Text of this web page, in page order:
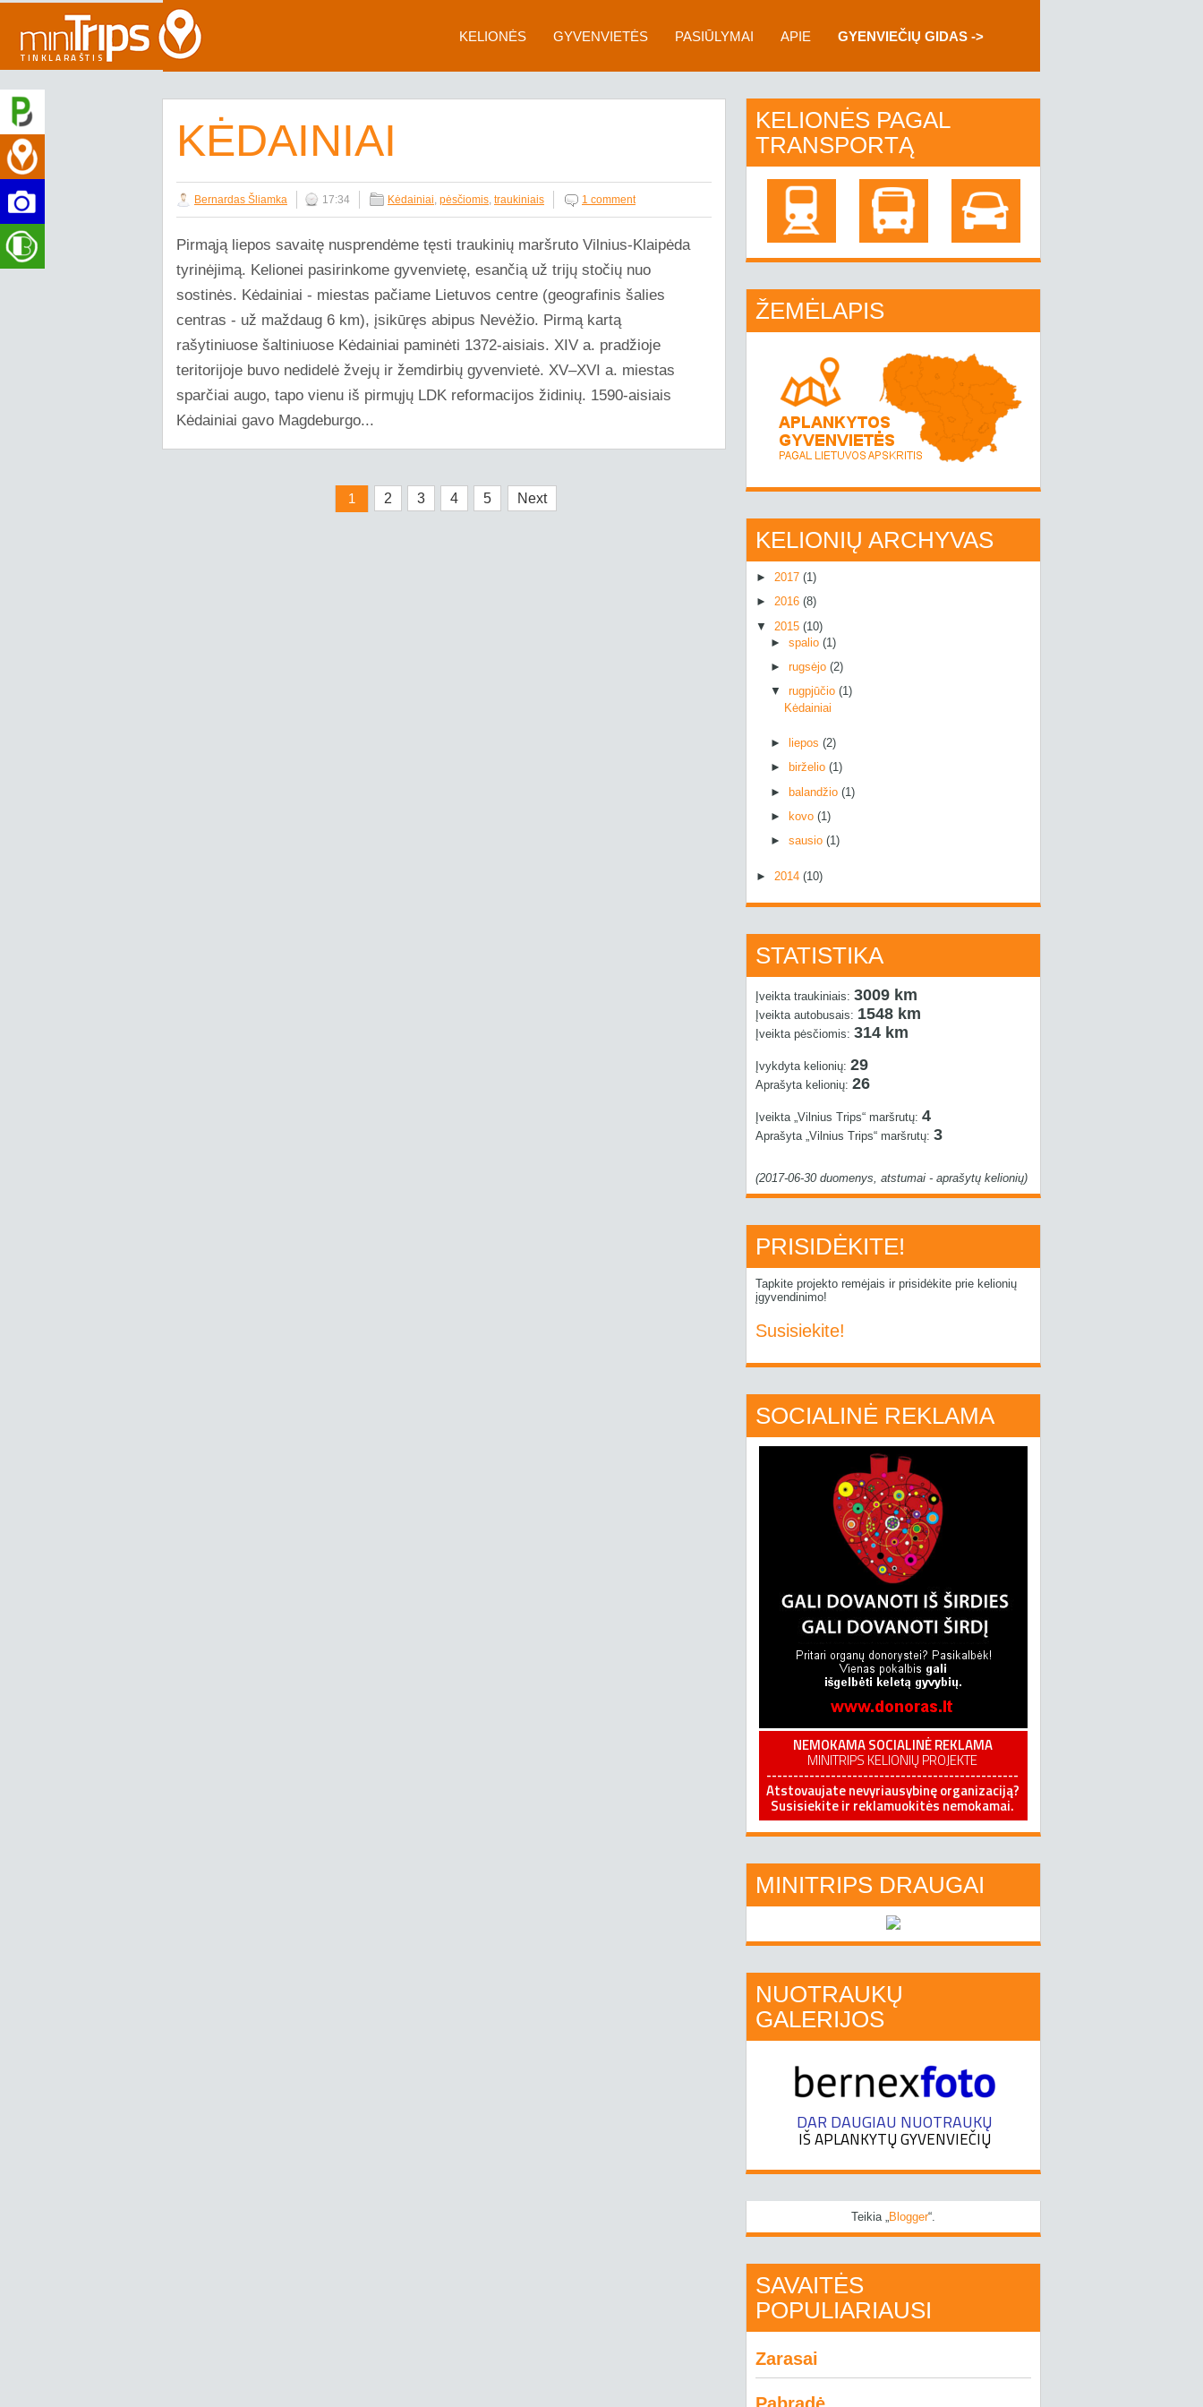
KELIONĖS GYVENVIETĖS PASIŪLYMAI APIE GYENVIEČIŲ GIDAS ->
KĖDAINIAI
Bernardas Šliamka 17:34 Kėdainiai, pėsčiomis, traukiniais 1 comment
Pirmąją liepos savaitę nusprendėme tęsti traukinių maršruto Vilnius-Klaipėda
tyrinėjimą. Kelionei pasirinkome gyvenvietę, esančią už trijų stočių nuo
sostinės. Kėdainiai - miestas pačiame Lietuvos centre (geografinis šalies
centras - už maždaug 6 km), įsikūręs abipus Nevėžio. Pirmą kartą
rašytiniuose šaltiniuose Kėdainiai paminėti 1372-aisiais. XIV a. pradžioje
teritorijoje buvo nedidelė žvejų ir žemdirbių gyvenvietė. XV–XVI a. miestas
sparčiai augo, tapo vienu iš pirmųjų LDK reformacijos židinių. 1590-aisiais
Kėdainiai gavo Magdeburgo...
1 2 3 4 5 Next
KELIONĖS PAGAL
TRANSPORTĄ
ŽEMĖLAPIS
KELIONIŲ ARCHYVAS
► 2017 (1)
► 2016 (8)
▼ 2015 (10)
► spalio (1)
► rugsėjo (2)
▼ rugpjūčio (1)
Kėdainiai
► liepos (2)
►
birželio (1)
► balandžio (1)
►
kovo (1)
► sausio (1)
► 2014 (10)
STATISTIKA
Įveikta traukiniais: 3009 km
Įveikta autobusais: 1548 km
Įveikta pėsčiomis: 314 km
Įvykdyta kelionių: 29
Aprašyta kelionių: 26
Įveikta „Vilnius Trips“ maršrutų: 4
Aprašyta „Vilnius Trips“ maršrutų: 3
(2017-06-30 duomenys, atstumai - aprašytų kelionių)
PRISIDĖKITE!
Tapkite projekto remėjais ir prisidėkite prie kelionių
įgyvendinimo!
Susisiekite!
SOCIALINĖ REKLAMA
MINITRIPS DRAUGAI
NUOTRAUKŲ
GALERIJOS
Teikia „ Blogger“.
SAVAITĖS
POPULIARIAUSI
Zarasai